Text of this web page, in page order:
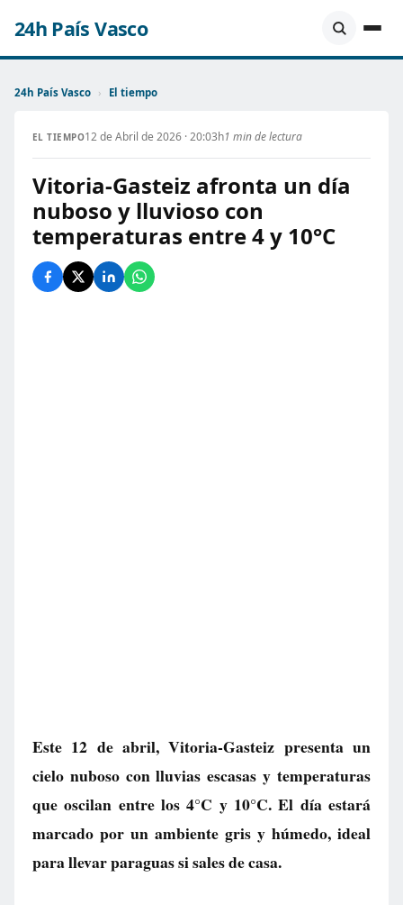
24h País Vasco
24h País Vasco › El tiempo
EL TIEMPO12 de Abril de 2026 · 20:03h1 min de lectura
Vitoria-Gasteiz afronta un día
nuboso y lluvioso con
temperaturas entre 4 y 10°C
Este 12 de abril, Vitoria-Gasteiz presenta un
cielo nuboso con lluvias escasas y temperaturas
que oscilan entre los 4°C y 10°C. El día estará
marcado por un ambiente gris y húmedo, ideal
para llevar paraguas si sales de casa.